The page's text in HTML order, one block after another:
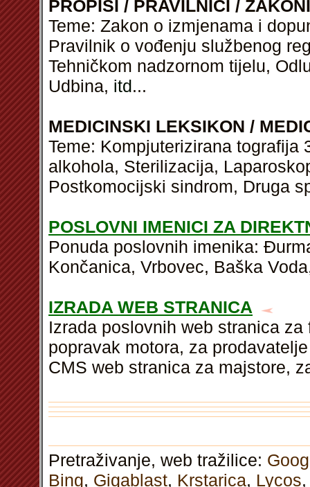
PROPISI / PRAVILNICI / ZAKONI
Teme: Zakon o izmjenama i
Pravilnik o vođenju službenog
Tehničkom nadzornom tijelu,
Udbina, itd...
MEDICINSKI LEKSIKON /
Teme: Kompjuterizirana
alkohola, Sterilizacija,
Postkomocijski sindrom, Druga
POSLOVNI IMENICI ZA
Ponuda poslovnih imenika:
Končanica, Vrbovec, Baška
IZRADA WEB STRANICA
Izrada poslovnih web stranica
popravak motora, za
CMS web stranica za majstore,
Pretraživanje, web tražilice:
Bing, Gigablast, Krstarica, Lycos